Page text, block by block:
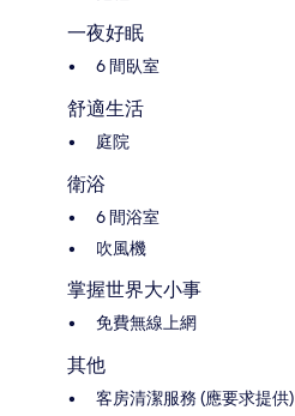
一夜好眠
6 間臥室
舒適生活
庭院
衛浴
6 間浴室
吹風機
掌握世界大小事
免費無線上網
其他
客房清潔服務 (應要求提供)